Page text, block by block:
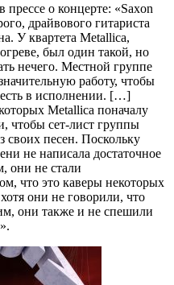
о концерте: «Saxon
драйвового гитариста
У квартета Metallica,
был один такой, но
нечего. Местной группе
работу, чтобы
в исполнении. […]
Metallica поначалу
чтобы сет-лист группы
своих песен. Поскольку
не написала достаточное
они не стали
что это каверы некоторых
они не говорили, что
они также и не спешили